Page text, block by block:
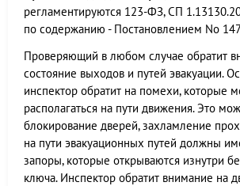
регламентируются 123-ФЗ, СП
по содержанию - Постановлением No
Проверяющий в любом случае обратит
состояние выходов и путей эвакуации.
инспектор обратит на помехи, которые
располагаться на пути движения. Это
блокирование дверей, захламление
на пути эвакуационных путей должны
запоры, которые открываются изнутри
ключа. Инспектор обратит внимание на